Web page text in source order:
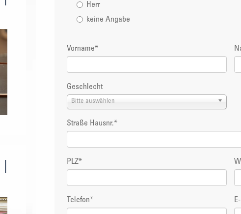
Herr
keine Angabe
Vorname*
Geschlecht
Bitte auswählen
Straße Hausnr.*
PLZ*
Telefon*